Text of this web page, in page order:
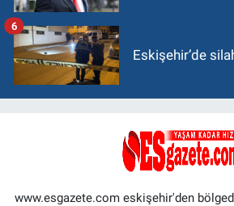
Eskişehir’de
6
www.esgazete.com eskişehir'den